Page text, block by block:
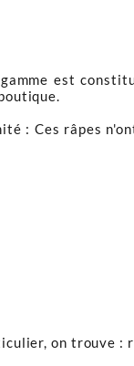
est
: Ces râpes
on trouve :